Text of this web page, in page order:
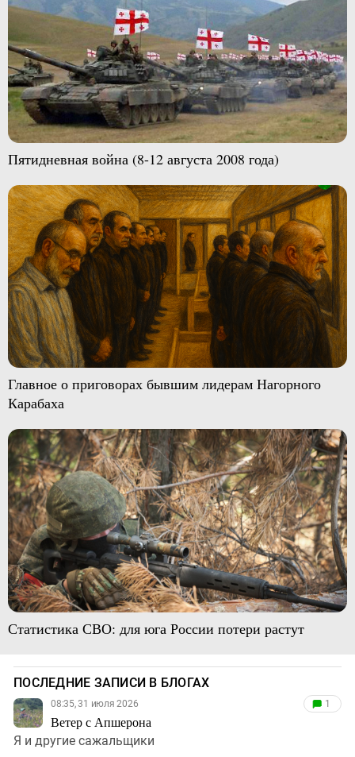
Пятидневная война (8-12 августа 2008 года)
Главное о приговорах бывшим лидерам Нагорного
Карабаха
Статистика СВО: для юга России потери растут
ПОСЛЕДНИЕ ЗАПИСИ В БЛОГАХ
08:35, 31 июля 2026
Ветер с Апшерона
1
Я и другие сажальщики